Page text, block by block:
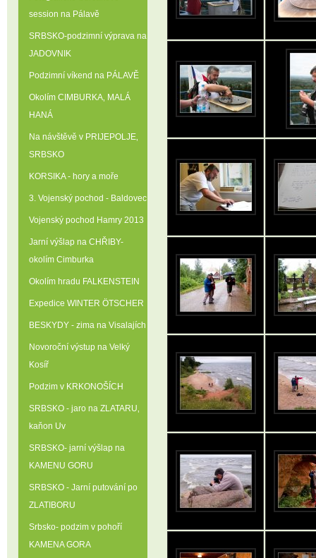
session na Pálavě
SRBSKO-podzimní výprava na
JADOVNIK
Podzimní víkend na PÁLAVĚ
Okolím CIMBURKA‚ MALÁ
HANÁ
Na návštěvě v PRIJEPOLJE‚
SRBSKO
KORSIKA - hory a moře
3. Vojenský pochod - Baldovec
Vojenský pochod Hamry 2013
Jarní výšlap na CHŘIBY-
okolím Cimburka
Okolím hradu FALKENSTEIN
Expedice WINTER ÖTSCHER
BESKYDY - zima na Visalajích
Novoroční výstup na Velký
Kosíř
Podzim v KRKONOŠÍCH
SRBSKO - jaro na ZLATARU‚
kaňon Uv
SRBSKO- jarní výšlap na
KAMENU GORU
SRBSKO - Jarní putování po
ZLATIBORU
Srbsko- podzim v pohoří
KAMENA GORA